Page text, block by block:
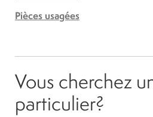
Pièces usagées
Vous cherchez
particulier?